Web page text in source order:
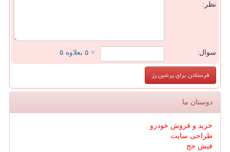
نظر:
سوال: = ۵ بعلاوه ۵
دوستان ما
خرید و فروش خودرو
طراحی سایت
فیش حج